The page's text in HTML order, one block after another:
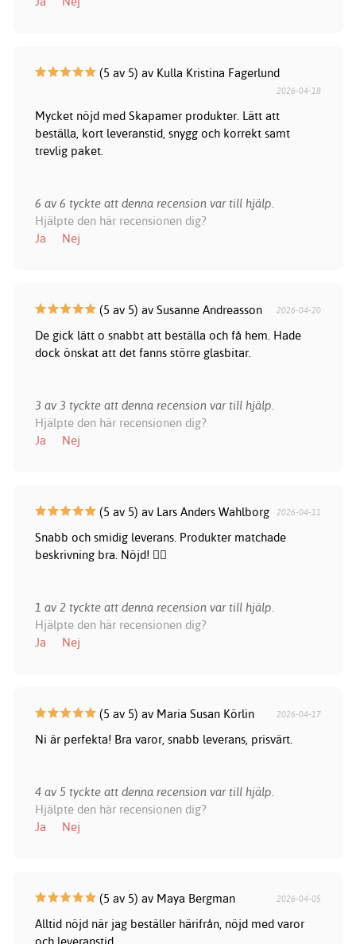
(5 av 5) av Kulla Kristina Fagerlund
2026-04-18
Mycket nöjd med Skapamer produkter. Lätt att
beställa, kort leveranstid, snygg och korrekt samt
trevlig paket.
6 av 6 tyckte att denna recension var till hjälp.
Hjälpte den här recensionen dig?
Ja
Nej
(5 av 5) av Susanne Andreasson 2026-04-20
De gick lätt o snabbt att beställa och få hem. Hade
dock önskat att det fanns större glasbitar.
3 av 3 tyckte att denna recension var till hjälp.
Hjälpte den här recensionen dig?
Ja
Nej
(5 av 5) av Lars Anders Wahlborg 2026-04-11
Snabb och smidig leverans. Produkter matchade
beskrivning bra. Nöjd! 👍🏻
1 av 2 tyckte att denna recension var till hjälp.
Hjälpte den här recensionen dig?
Ja
Nej
(5 av 5) av Maria Susan Körlin 2026-04-17
Ni är perfekta! Bra varor, snabb leverans, prisvärt.
4 av 5 tyckte att denna recension var till hjälp.
Hjälpte den här recensionen dig?
Ja
Nej
(5 av 5) av Maya Bergman 2026-04-05
Alltid nöjd när jag beställer härifrån, nöjd med varor